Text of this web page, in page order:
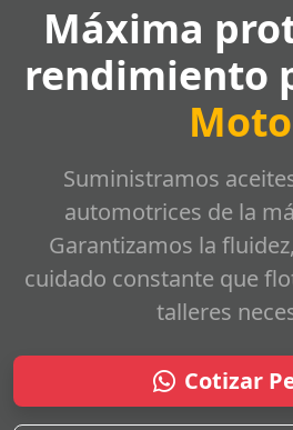
Máxima
rendimiento
Suministramos
automotrices de la
Garantizamos la
cuidado constante que
talleres
Cotizar